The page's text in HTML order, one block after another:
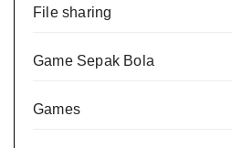
File sharing
Game Sepak Bola
Games